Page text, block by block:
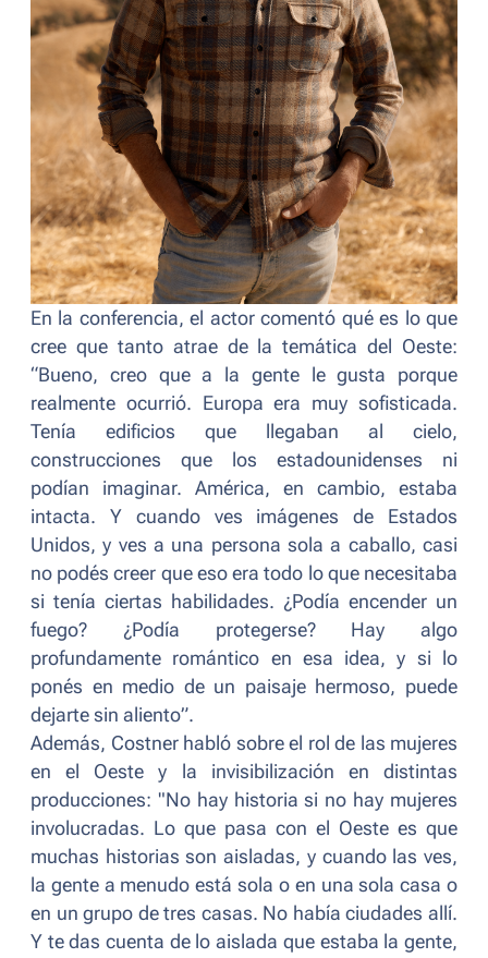
En la conferencia, el actor comentó qué es lo que
cree que tanto atrae de la temática del Oeste:
“Bueno, creo que a la gente le gusta porque
realmente ocurrió. Europa era muy sofisticada.
Tenía edificios que llegaban al cielo,
construcciones que los estadounidenses ni
podían imaginar. América, en cambio, estaba
intacta. Y cuando ves imágenes de Estados
Unidos, y ves a una persona sola a caballo, casi
no podés creer que eso era todo lo que necesitaba
si tenía ciertas habilidades. ¿Podía encender un
fuego? ¿Podía protegerse? Hay algo
profundamente romántico en esa idea, y si lo
ponés en medio de un paisaje hermoso, puede
dejarte sin aliento”.
Además, Costner habló sobre el rol de las mujeres
en el Oeste y la invisibilización en distintas
producciones: "No hay historia si no hay mujeres
involucradas. Lo que pasa con el Oeste es que
muchas historias son aisladas, y cuando las ves,
la gente a menudo está sola o en una sola casa o
en un grupo de tres casas. No había ciudades allí.
Y te das cuenta de lo aislada que estaba la gente,